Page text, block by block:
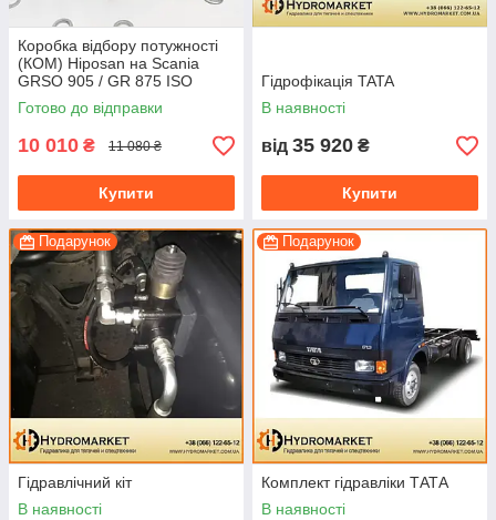
Коробка відбору потужності
(КОМ) Hiposan на Scania
GRSO 905 / GR 875 ISO
(пневматична)
Готово до відправки
10 010 ₴ 11 080 ₴
Купити
Гідрофікація TATA
В наявності
від 35 920 ₴
Купити
Подарунок
Гідравлічний кіт
В наявності
Подарунок
Комплект гідравліки ТАТА
В наявності